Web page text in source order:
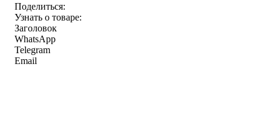
Поделиться:
Узнать о товаре:
Заголовок
WhatsApp
Telegram
Email